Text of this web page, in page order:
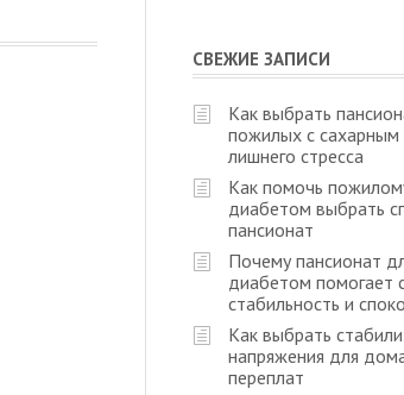
СВЕЖИЕ ЗАПИСИ
Как выбрать
пожилых с
лишнего стресса
Как помочь
диабетом выбрать
пансионат
Почему пансионат
диабетом помогает
стабильность и
Как выбрать
напряжения для
переплат